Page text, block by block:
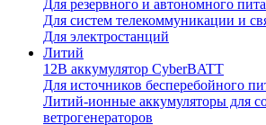
Для резервного и автономного
Для систем телекоммуникации и
Для электростанций
Литий
12В аккумулятор CyberBATT
Для источников бесперебойного
Литий-ионные аккумуляторы для
ветрогенераторов